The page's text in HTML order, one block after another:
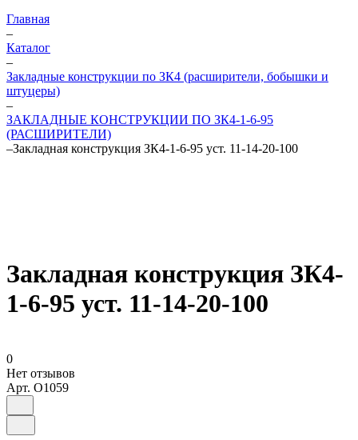
Главная
–
Каталог
–
Закладные конструкции по ЗК4 (расширители, бобышки и
штуцеры)
–
ЗАКЛАДНЫЕ КОНСТРУКЦИИ ПО ЗК4-1-6-95
(РАСШИРИТЕЛИ)
–Закладная конструкция ЗК4-1-6-95 уст. 11-14-20-100
Закладная конструкция ЗК4-
1-6-95 уст. 11-14-20-100
0
Нет отзывов
Арт. O1059